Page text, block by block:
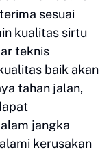
sesuai
kualitas sirtu
teknis
baik akan
tahan jalan,
jangka
kerusakan